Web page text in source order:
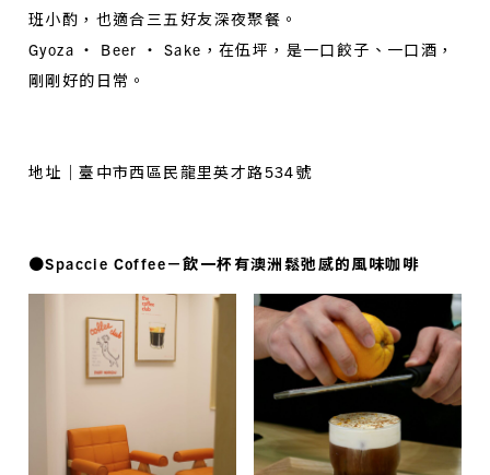
班小酌，也適合三五好友深夜聚餐。
Gyoza ・ Beer ・ Sake，在伍坪，是一口餃子、一口酒，
剛剛好的日常。
地址｜臺中市西區民龍里英才路534號
●Spaccie Coffee－飲一杯有澳洲鬆弛感的風味咖啡